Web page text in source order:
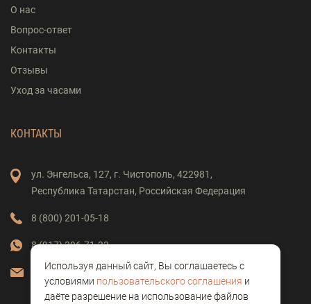
О нас
Вопрос-ответ
Контакты
Отзывы
Уход за часами
КОНТАКТЫ
ул. Энгельса, 127, г. Чистополь, 422981,
Республика Татарстан, Российская Федерация
8 (800) 201-05-18
8 (917) 396-71-33
vostok-clock@mail.ru
Используя данный сайт, Вы соглашаетесь с
условиями пользовательского соглашения и
даёте разрешение на использование файлов